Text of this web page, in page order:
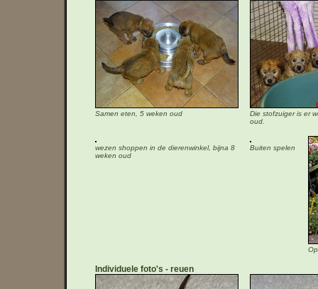
Samen eten, 5 weken oud
Die stofzuiger is er
oud.
wezen shoppen in de dierenwinkel, bijna 8
weken oud
Buiten spelen
Individuele foto's reuen